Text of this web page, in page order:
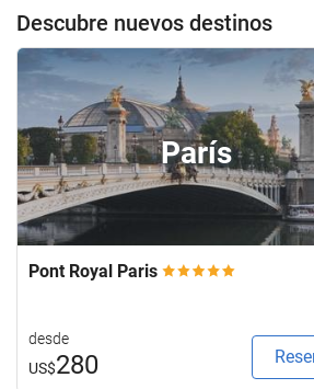
Descubre nuevos destinos
París
Pont Royal Paris
desde
US$280